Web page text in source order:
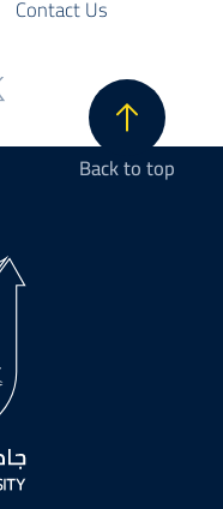
Contact Us
Back to top